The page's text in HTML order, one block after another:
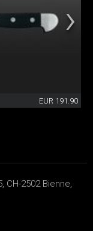
EUR 191.90
CH-2502 Bienne,